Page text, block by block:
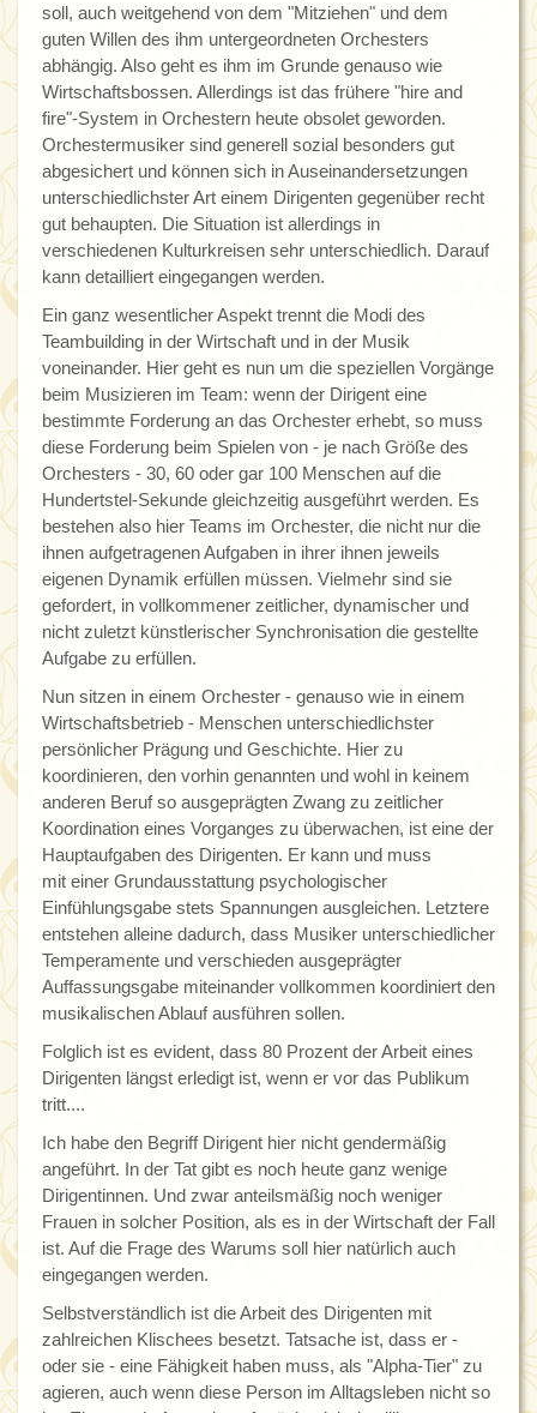
soll, auch weitgehend von dem "Mitziehen" und dem
guten Willen des ihm untergeordneten Orchesters
abhängig. Also geht es ihm im Grunde genauso wie
Wirtschaftsbossen. Allerdings ist das frühere "hire and
fire"-System in Orchestern heute obsolet geworden.
Orchestermusiker sind generell sozial besonders gut
abgesichert und können sich in Auseinandersetzungen
unterschiedlichster Art einem Dirigenten gegenüber recht
gut behaupten. Die Situation ist allerdings in
verschiedenen Kulturkreisen sehr unterschiedlich. Darauf
kann detailliert eingegangen werden.
Ein ganz wesentlicher Aspekt trennt die Modi des
Teambuilding in der Wirtschaft und in der Musik
voneinander. Hier geht es nun um die speziellen Vorgänge
beim Musizieren im Team: wenn der Dirigent eine
bestimmte Forderung an das Orchester erhebt, so muss
diese Forderung beim Spielen von - je nach Größe des
Orchesters - 30, 60 oder gar 100 Menschen auf die
Hundertstel-Sekunde gleichzeitig ausgeführt werden. Es
bestehen also hier Teams im Orchester, die nicht nur die
ihnen aufgetragenen Aufgaben in ihrer ihnen jeweils
eigenen Dynamik erfüllen müssen. Vielmehr sind sie
gefordert, in vollkommener zeitlicher, dynamischer und
nicht zuletzt künstlerischer Synchronisation die gestellte
Aufgabe zu erfüllen.
Nun sitzen in einem Orchester - genauso wie in einem
Wirtschaftsbetrieb - Menschen unterschiedlichster
persönlicher Prägung und Geschichte. Hier zu
koordinieren, den vorhin genannten und wohl in keinem
anderen Beruf so ausgeprägten Zwang zu zeitlicher
Koordination eines Vorganges zu überwachen, ist eine der
Hauptaufgaben des Dirigenten. Er kann und muss
mit einer Grundausstattung psychologischer
Einfühlungsgabe stets Spannungen ausgleichen. Letztere
entstehen alleine dadurch, dass Musiker unterschiedlicher
Temperamente und verschieden ausgeprägter
Auffassungsgabe miteinander vollkommen koordiniert den
musikalischen Ablauf ausführen sollen.
Folglich ist es evident, dass 80 Prozent der Arbeit eines
Dirigenten längst erledigt ist, wenn er vor das Publikum
tritt....
Ich habe den Begriff Dirigent hier nicht gendermäßig
angeführt. In der Tat gibt es noch heute ganz wenige
Dirigentinnen. Und zwar anteilsmäßig noch weniger
Frauen in solcher Position, als es in der Wirtschaft der Fall
ist. Auf die Frage des Warums soll hier natürlich auch
eingegangen werden.
Selbstverständlich ist die Arbeit des Dirigenten mit
zahlreichen Klischees besetzt. Tatsache ist, dass er -
oder sie - eine Fähigkeit haben muss, als "Alpha-Tier" zu
agieren, auch wenn diese Person im Alltagsleben nicht so